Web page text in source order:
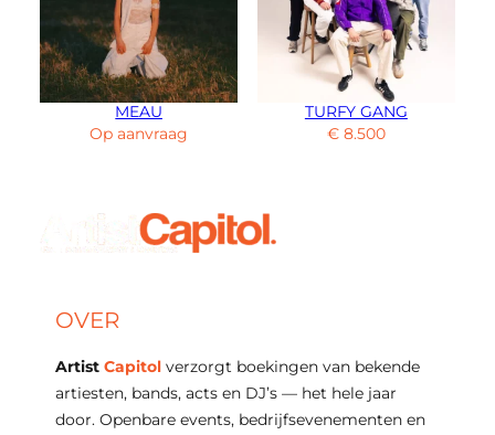
MEAU
Op aanvraag
TURFY GANG
€8.500
OVER
Artist Capitol verzorgt boekingen van bekende
artiesten, bands, acts en DJ’s — het hele jaar
door. Openbare events, bedrijfsevenementen en